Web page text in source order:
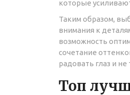
которые
Таким образом,
внимания к
возможность
сочетание
радовать глаз и
Топ